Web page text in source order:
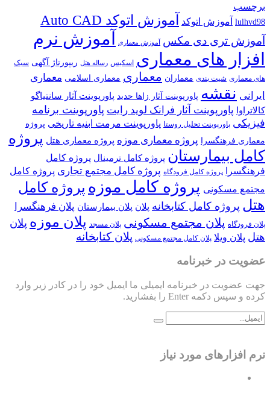
برچسب
lulhvd98 آموزش اتوکد آموزش اتوکد Auto CAD
آموزش تری دی مکس آموزش معماری
آموزش نرم
افزار های معماری اسکیس رساله هتل ریپورتاژ آگهی سبک
های معماری شیت بندی معماران معماری معماری اسلامی معماری
ایرانی نقشه پاورپوینت آثار زاها حدید پاورپوینت آثار سانتیاگو
کالاتراوا پاورپوینت آثار فرانک لوید رایت پاورپوینت برنامه
فیزیکی پاورپوینت تحلیل روستا پاورپوینت مرمت ابنیه تاریخی پروژه
معماری فرهنگسرا پروژه معماری موزه پروژه معماری هتل پروژه
کامل بیمارستان پروژه کامل ترمینال پروژه کامل
فرهنگسرا
پروژه کامل فرودگاه پروژه کامل مجتمع تجاری پروژه کامل
مجتمع مسکونی پروژه کامل موزه پروژه کامل
هتل پروژه کامل کتابخانه پلان پلان بیمارستان پلان فرهنگسرا
پلان فرودگاه پلان مجتمع مسکونی پلان مسجد پلان موزه پلان
هتل پلان ویلا پلان کامل مجتمع مسکونی پلان کتابخانه
عضویت در خبرنامه
جهت عضویت در خبرنامه ایمیلی ما ایمیل خود را در کادر زیر وارد
کرده و سپس دکمه Enter را بفشارید.
نرم افزارهای مورد نیاز